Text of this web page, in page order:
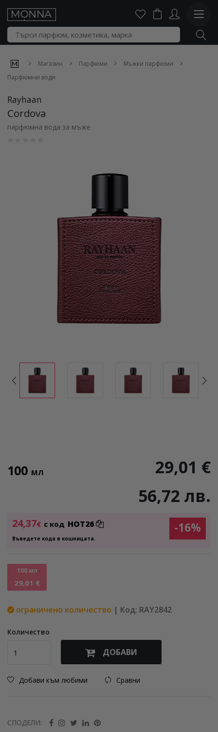
Магазин Парфюми
Мъжки парфюми
Парфюмни води
Rayhaan
Cordova
парфюмна вода за мъже
100 МЛ
29,01 €
56,72 лв.
24,37€ с код HOT26
Въведете кода в кошницата.
-16%
100 мл
29,01 €
ограничено количество | Код: RAY2842
Количество
ДОБАВИ
Добави към любими Сравни
СПОДЕЛИ: